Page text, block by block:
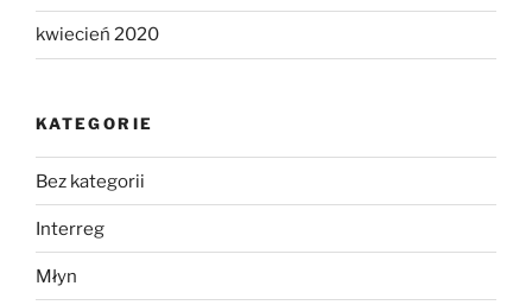
kwiecień 2020
KATEGORIE
Bez kategorii
Interreg
Młyn